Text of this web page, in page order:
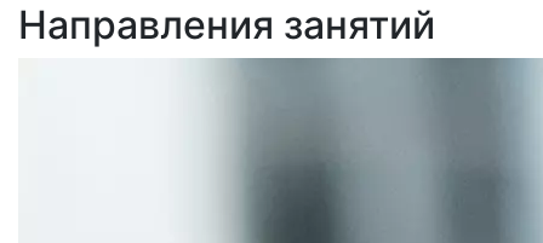
Направления занятий